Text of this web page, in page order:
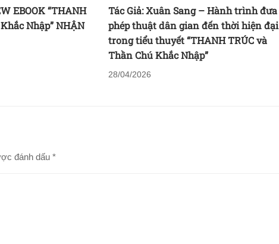
EBOOK “THANH
Nhập” NHẬN
Tác Giả: Xuân Sang – Hành trình đưa
phép thuật dân gian đến thời hiện đại
trong tiểu thuyết “THANH TRÚC và
Thần Chú Khắc Nhập”
28/04/2026
đánh dấu *